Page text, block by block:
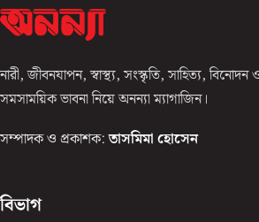
নারী, জীবনযাপন, স্বাস্থ্য, সংস্কৃতি, সাহিত্য, বিনোদন
সমসাময়িক ভাবনা নিয়ে অনন্যা ম্যাগাজিন।
সম্পাদক ও প্রকাশক: তাসমিমা হোসেন
বিভাগ